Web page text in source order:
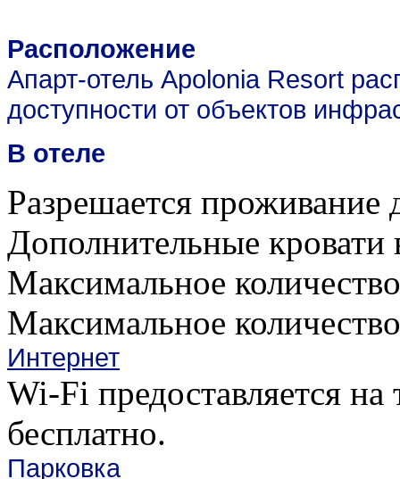
Расположение
Апарт-отель Apolonia Resort
доступности от объектов
В отеле
Разрешается проживание
Дополнительные кровати
Максимальное
Максимальное
Интернет
Wi-Fi предоставляется на
бесплатно.
Парковка